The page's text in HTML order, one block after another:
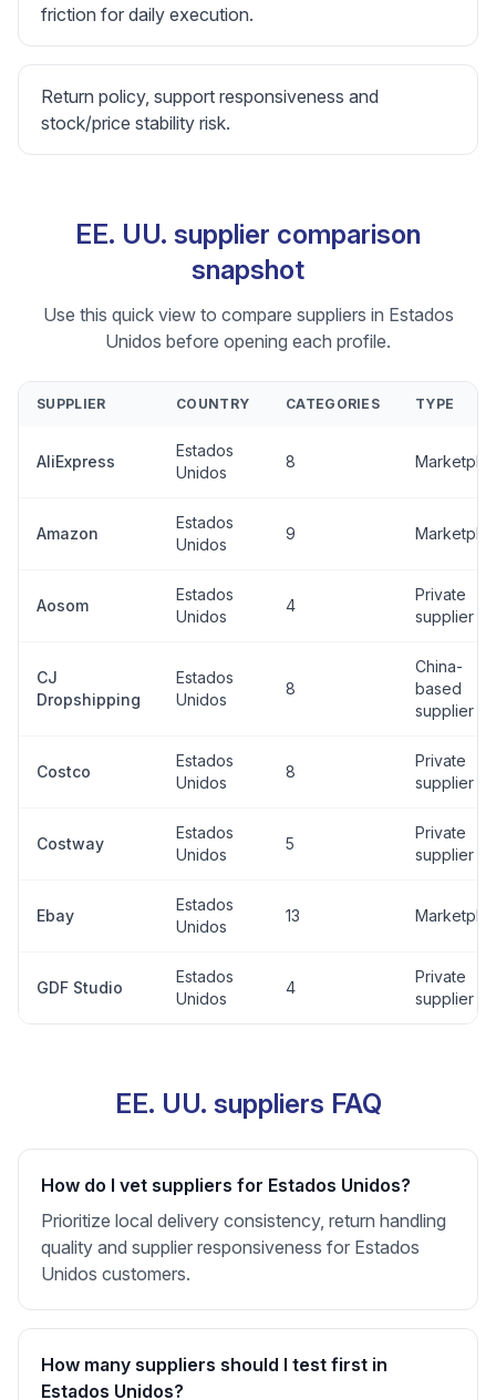
friction for daily execution.
Return policy, support responsiveness and
stock/price stability risk.
EE. UU. supplier comparison
snapshot
Use this quick view to compare suppliers in Estados
Unidos before opening each profile.
SUPPLIER COUNTRY CATEGORIES TYPE
AliExpress
Estados
Unidos
8
Amazon
Estados
Unidos
9
Aosom
Estados
Unidos
4
Private
supplier
CJ
Dropshipping
Estados
Unidos
8
China-
based
supplier
Costco
Estados
Unidos
8
Private
supplier
Costway
Estados
Unidos
5
Private
supplier
Ebay
Estados
Unidos
13
GDF Studio
Estados
Unidos
4
Private
supplier
EE. UU. suppliers FAQ
How do I vet suppliers for Estados Unidos?
Prioritize local delivery consistency, return handling
quality and supplier responsiveness for Estados
Unidos customers.
How many suppliers should I test first in
Estados Unidos?